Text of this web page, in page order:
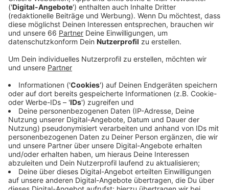
Veröffentlicht:Donnerstag, 02.11.2023 12:12
Anzeige
In dem Brief begründet die Bürgerin ihre Forderung
damit, dass Städte Mehrwegprodukte gezielt fördern
und so zum Klima- und Ressourcenschutz beitragen
könnten. Sie verweist dabei auf die Stadt Tübingen, in
der es seit Anfang 2022 eine Verpackungssteuer gibt.
In der Antwort der Stadtverwaltung heißt es dazu,
dass die Rechtsmäßigkeit einer Verpackungssteuer
aktuell noch vom Bundesverfassungsgericht geprüft
werde. Sollte die Verpackungssteuer als rechtssicher
eingestuft werden, könnte eine Einführung in